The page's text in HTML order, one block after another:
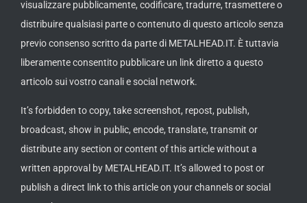
visualizzare pubblicamente, codificare, tradurre, trasmettere o
distribuire qualsiasi parte o contenuto di questo articolo senza
previo consenso scritto da parte di METALHEAD.IT. È tuttavia
liberamente consentito pubblicare un link diretto a questo
articolo sui vostro canali e social network.
It’s forbidden to copy, take screenshot, repost, publish,
broadcast, show in public, encode, translate, transmit or
distribute any section or content of this article without a
written approval by METALHEAD.IT. It’s allowed to post or
publish a direct link to this article on your channels or social